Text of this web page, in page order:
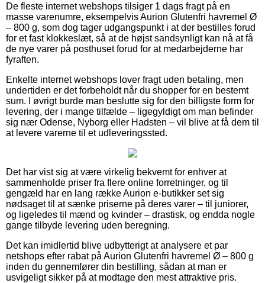
De fleste internet webshops tilsiger 1 dags fragt på en
masse varenumre, eksempelvis Aurion Glutenfri havremel Ø
– 800 g, som dog tager udgangspunkt i at der bestilles forud
for et fast klokkeslæt, så at de højst sandsynligt kan nå at få
de nye varer på posthuset forud for at medarbejderne har
fyraften.
Enkelte internet webshops lover fragt uden betaling, men
undertiden er det forbeholdt når du shopper for en bestemt
sum. I øvrigt burde man beslutte sig for den billigste form for
levering, der i mange tilfælde – ligegyldigt om man befinder
sig nær Odense, Nyborg eller Hadsten – vil blive at få dem til
at levere varerne til et udleveringssted.
Det har vist sig at være virkelig bekvemt for enhver at
sammenholde priser fra flere online forretninger, og til
gengæld har en lang række Aurion e-butikker set sig
nødsaget til at sænke priserne på deres varer – til juniorer,
og ligeledes til mænd og kvinder – drastisk, og endda nogle
gange tilbyde levering uden beregning.
Det kan imidlertid blive udbytterigt at analysere et par
netshops efter rabat på Aurion Glutenfri havremel Ø – 800 g
inden du gennemfører din bestilling, sådan at man er
usvigeligt sikker på at modtage den mest attraktive pris.